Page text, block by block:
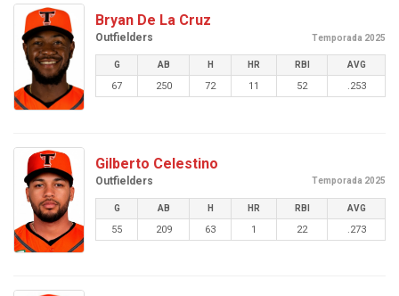
Bryan De La Cruz
Outfielders Temporada 2025
G AB H HR RBI AVG
67 250 72 11 52 .253
Gilberto Celestino
Outfielders Temporada 2025
G AB H HR RBI AVG
55 209 63 1 22 .273